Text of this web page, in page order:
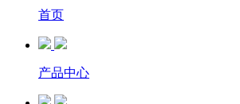
首页
产品中心